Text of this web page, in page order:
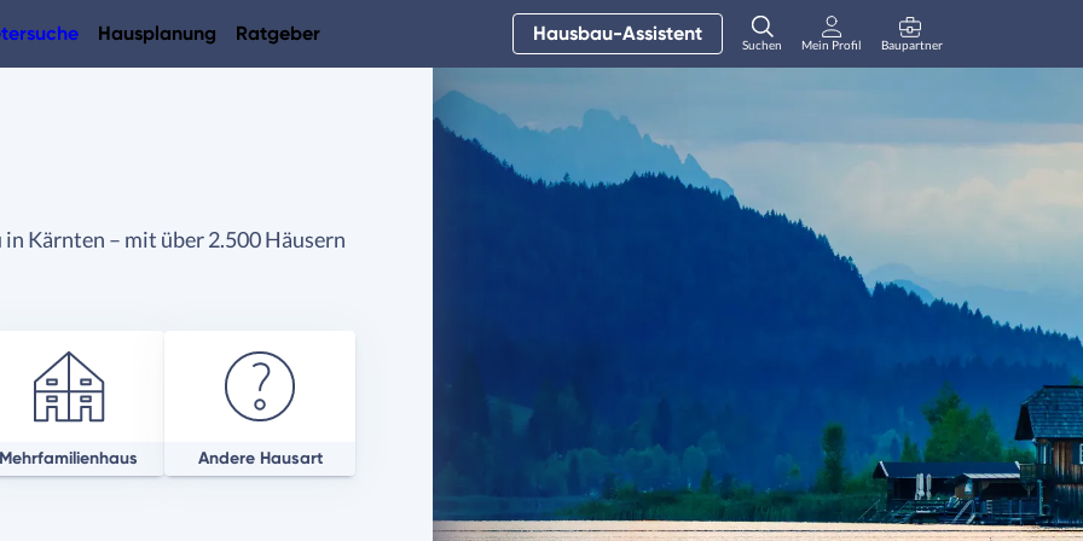
Hausplanung Ratgeber Hausbau-Assistent Suchen Mein Profil Baupartner
Kärnten – mit über 2.500 Häusern
Mehrfamilienhaus Andere Hausart